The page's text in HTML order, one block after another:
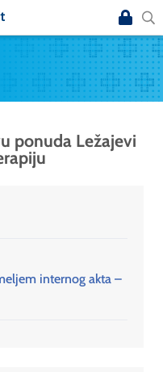
ponuda Ležajevi
internog akta –